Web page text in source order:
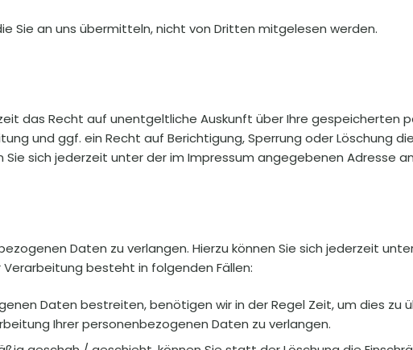
Sie an uns übermitteln, nicht von Dritten mitgelesen werden.
das Recht auf unentgeltliche Auskunft über Ihre gespeicherten
und ggf. ein Recht auf Berichtigung, Sperrung oder Löschung
sich jederzeit unter der im Impressum angegebenen Adresse
Daten zu verlangen. Hierzu können Sie sich jederzeit
besteht in folgenden Fällen:
Daten bestreiten, benötigen wir in der Regel Zeit, um dies zu
Ihrer personenbezogenen Daten zu verlangen.